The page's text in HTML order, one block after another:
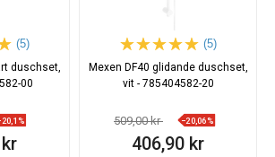
(5)
duschset,
00
(5)
Mexen DF40 glidande duschset,
vit - 785404582-20
509,00 kr −20,06%
406,90 kr